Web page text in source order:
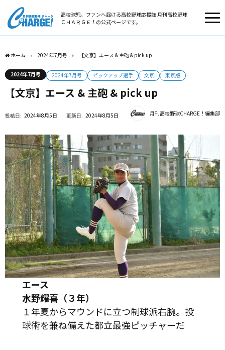
高校球児、ファンへ届ける高校野球応援誌 月刊高校野球
ＣＨＡＲＧＥ！の公式ページです。
ホーム 2024年7月号 【文京】エース & 主砲 & pick up
2024年7月号 2024年7月号 ピックアップ選手 文京 東京版
【文京】エース & 主砲 & pick up
2024年8月5日 2024年8月5日 月刊高校野球CHARGE！編集部
エース
水野耀喜（３年）
１年夏からマウンドに立つ制球派右腕。投
球術を兼ね備えた都立最強ピッチャーだ